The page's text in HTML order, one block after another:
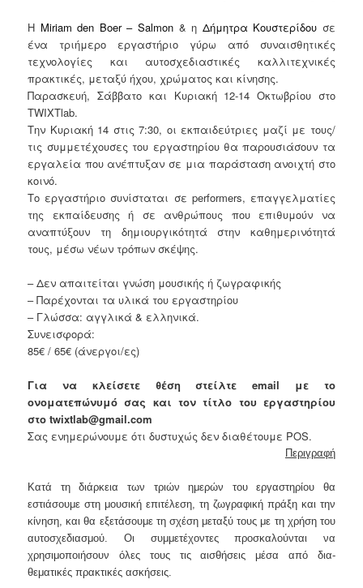
Η Miriam den Boer – Salmon & η Δήμητρα Κουστερίδου σε
ένα τριήμερο εργαστήριο γύρω από συναισθητικές
τεχνολογίες και αυτοσχεδιαστικές καλλιτεχνικές
πρακτικές, μεταξύ ήχου, χρώματος και κίνησης.
Παρασκευή, Σάββατο και Κυριακή 12-14 Οκτωβρίου στο
TWIXTlab.
Την Κυριακή 14 στις 7:30, οι εκπαιδεύτριες μαζί με τους/
τις συμμετέχουσες του εργαστηρίου θα παρουσιάσουν τα
εργαλεία που ανέπτυξαν σε μια παράσταση ανοιχτή στο
κοινό.
Το εργαστήριο συνίσταται σε performers, επαγγελματίες
της εκπαίδευσης ή σε ανθρώπους που επιθυμούν να
αναπτύξουν τη δημιουργικότητά στην καθημερινότητά
τους, μέσω νέων τρόπων σκέψης.
– Δεν απαιτείται γνώση μουσικής ή ζωγραφικής
– Παρέχονται τα υλικά του εργαστηρίου
– Γλώσσα: αγγλικά & ελληνικά.
Συνεισφορά:
85€ / 65€ (άνεργοι/ες)
Για να κλείσετε θέση στείλτε email με το
ονοματεπώνυμό σας και τον τίτλο του εργαστηρίου
στο twixtlab@gmail.com
Σας ενημερώνουμε ότι δυστυχώς δεν διαθέτουμε POS.
Περιγραφή
Κατά τη διάρκεια των τριών ημερών του εργαστηρίου θα
εστιάσουμε στη μουσική επιτέλεση, τη ζωγραφική πράξη και την
κίνηση, και θα εξετάσουμε τη σχέση μεταξύ τους με τη χρήση του
αυτοσχεδιασμού. Οι συμμετέχοντες προσκαλούνται να
χρησιμοποιήσουν όλες τους τις αισθήσεις μέσα από δια-
θεματικές πρακτικές ασκήσεις.